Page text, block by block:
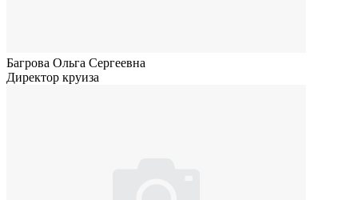
Багрова Ольга Сергеевна
Директор круиза